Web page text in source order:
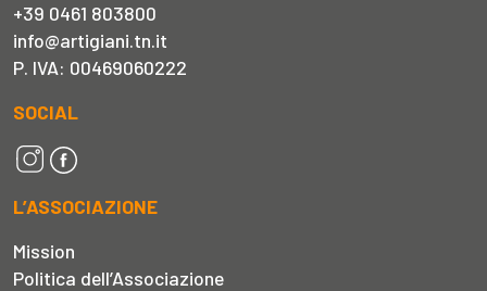
+39 0461 803800
info@artigiani.tn.it
P. IVA: 00469060222
SOCIAL
L’ASSOCIAZIONE
Mission
Politica dell’Associazione